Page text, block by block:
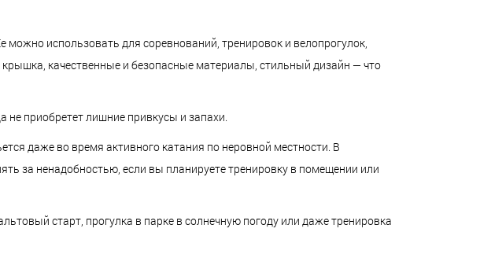
можно использовать для соревнований, тренировок и велопрогулок,
качественные и безопасные материалы, стильный дизайн — что
приобретет лишние привкусы и запахи.
даже во время активного катания по неровной местности. В
за ненадобностью, если вы планируете тренировку в помещении или
старт, прогулка в парке в солнечную погоду или даже тренировка